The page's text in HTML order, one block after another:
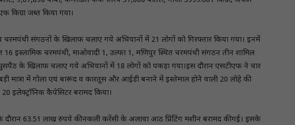
किग्रा जब्त किया गया।
संगठनों के खिलाफ चलाए गये अभियानों में 21 लाेगाें काे गिरफ्तार किया गया। इनमें
इस्लामिक चरमपंथी, माओवादी 1, उल्फा 1, मणिपुर स्थित चरमपंथी संगठन तीन शामिल
के खिलाफ चलाए गये अभियानों में 18 लाेगाें काे पकड़ा गया।इस दाैरान एसटीएफ ने चार
मात्रा में गोला एवं बारूद व कारतूस और आईडी बनाने में इस्तेमाल होने वाली 20 लोहे की
इलेक्ट्रॉनिक कैपेसिटर बरामद किया।
दाैरान 63.51 लाख रुपये की नकली करेंसी के अलावा आठ प्रिंटिंग मशीन बरामद की गई। इसके